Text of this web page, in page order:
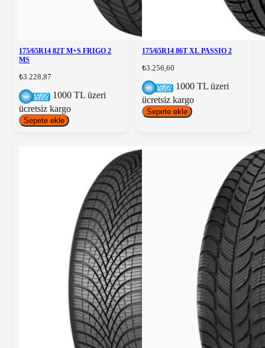
175/65R14 82T M+S FRIGO 2
MS
₺3.228,87
1000 TL üzeri
ücretsiz kargo
Sepete ekle
175/65R14 86T XL PASSIO 2
₺3.256,60
1000 TL üzeri
ücretsiz kargo
Sepete ekle